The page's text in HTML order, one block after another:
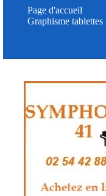
Page d'accueil
Graphisme tablettes